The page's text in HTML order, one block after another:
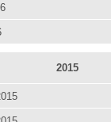
2015